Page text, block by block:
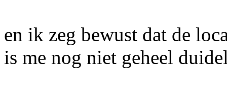
en ik zeg bewust dat de
is me nog niet geheel